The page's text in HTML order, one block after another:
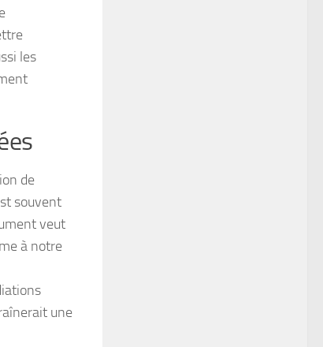
les
de
souvent
veut
à notre
une